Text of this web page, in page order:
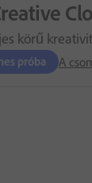
körű
próba A